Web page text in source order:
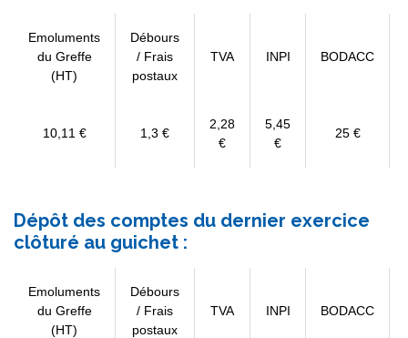
Emoluments
du Greffe
(HT)
Débours
/ Frais
postaux
TVA INPI BODACC
10,11 € 1,3 €
2,28
€
5,45
€
25 €
Dépôt des comptes du dernier exercice
clôturé au guichet :
Emoluments
du Greffe
(HT)
Débours
/ Frais
postaux
TVA INPI BODACC